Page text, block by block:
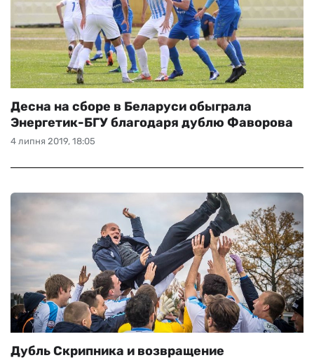
4 липня 2019, 18:05
Десна на сборе в Беларуси обыграла
Энергетик-БГУ благодаря дублю Фаворова
Дубль Скрипника и возвращение